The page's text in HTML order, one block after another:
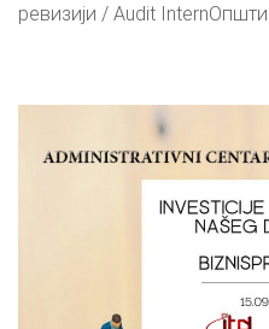
ревизији / Audit